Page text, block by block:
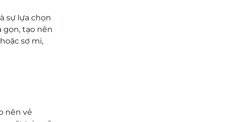
sự lựa chọn
gọn, tạo nên
sơ mi,
nên vẻ